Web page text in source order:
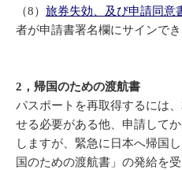
（8） 旅券失効、及び申請同意
者が申請書署名欄にサインで
2，帰国のための渡航書
パスポートを再取得するには
せる必要がある他、申請して
しますが、緊急に日本へ帰国
国のための渡航書」の発給を